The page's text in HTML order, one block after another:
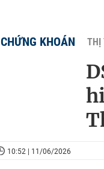
CHỨNG KHOÁN THỊ
10:52 | 11/06/2026